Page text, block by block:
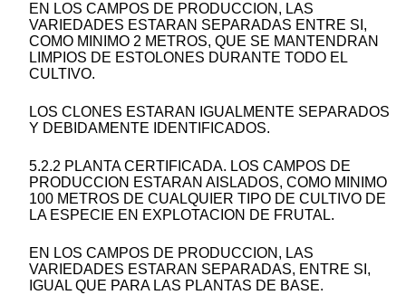
EN LOS CAMPOS DE PRODUCCION, LAS
VARIEDADES ESTARAN SEPARADAS ENTRE SI,
COMO MINIMO 2 METROS, QUE SE MANTENDRAN
LIMPIOS DE ESTOLONES DURANTE TODO EL
CULTIVO.
LOS CLONES ESTARAN IGUALMENTE SEPARADOS
Y DEBIDAMENTE IDENTIFICADOS.
5.2.2 PLANTA CERTIFICADA. LOS CAMPOS DE
PRODUCCION ESTARAN AISLADOS, COMO MINIMO
100 METROS DE CUALQUIER TIPO DE CULTIVO DE
LA ESPECIE EN EXPLOTACION DE FRUTAL.
EN LOS CAMPOS DE PRODUCCION, LAS
VARIEDADES ESTARAN SEPARADAS, ENTRE SI,
IGUAL QUE PARA LAS PLANTAS DE BASE.